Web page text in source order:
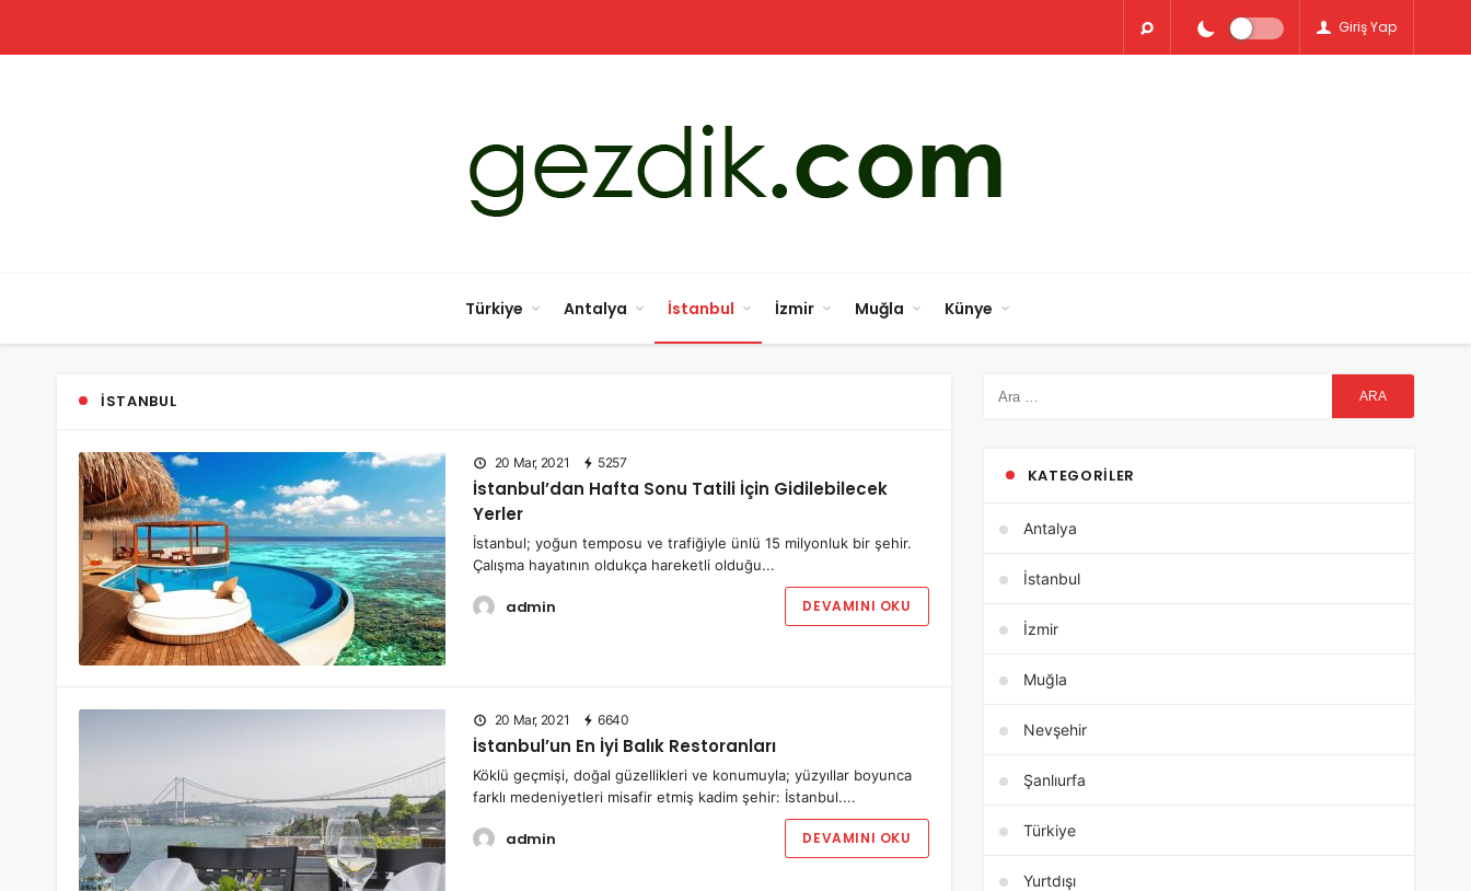
Giriş Yap
Türkiye Antalya İstanbul İzmir Muğla Künye
İSTANBUL
20 Mar, 2021 5257
İstanbul’dan Hafta Sonu Tatili İçin Gidilebilecek
Yerler
İstanbul; yoğun temposu ve trafiğiyle ünlü 15 milyonluk bir şehir.
Çalışma hayatının oldukça hareketli olduğu...
admin DEVAMINI OKU
20 Mar, 2021 6640
İstanbul’un En İyi Balık Restoranları
Köklü geçmişi, doğal güzellikleri ve konumuyla; yüzyıllar boyunca
farklı medeniyetleri misafir etmiş kadim şehir: İstanbul....
admin DEVAMINI OKU
KATEGORILER
Antalya
İstanbul
İzmir
Muğla
Nevşehir
Şanlıurfa
Türkiye
Yurtdışı